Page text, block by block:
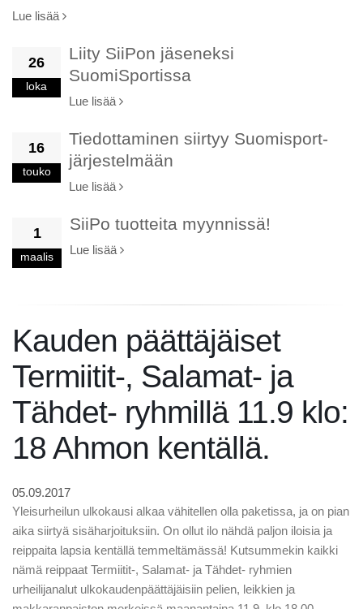
Lue lisää
26
loka
Liity SiiPon jäseneksi
SuomiSportissa
Lue lisää
16
touko
Tiedottaminen siirtyy Suomisport-
järjestelmään
Lue lisää
1
maalis
SiiPo tuotteita myynnissä!
Lue lisää
Kauden päättäjäiset
Termiitit-, Salamat- ja
Tähdet- ryhmillä 11.9 klo:
18 Ahmon kentällä.
05.09.2017
Yleisurheilun ulkokausi alkaa vähitellen olla paketissa, ja on pian
aika siirtyä sisäharjoituksiin. On ollut ilo nähdä paljon iloisia ja
reippaita lapsia kentällä temmeltämässä! Kutsummekin kaikki
nämä reippaat Termiitit-, Salamat- ja Tähdet- ryhmien
urheilijanalut ulkokaudenpäättäjäisiin pelien, leikkien ja